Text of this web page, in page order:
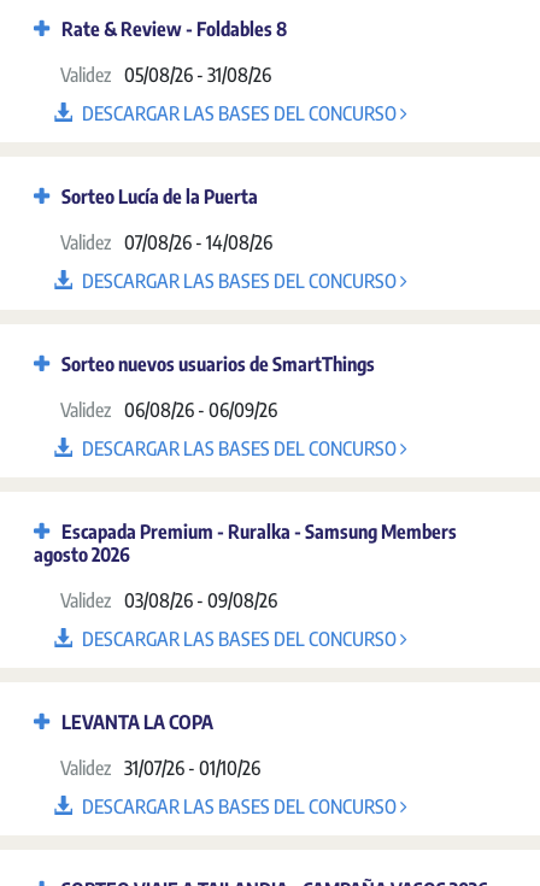
Rate & Review - Foldables 8
Validez 05/08/26 - 31/08/26
DESCARGAR LAS BASES DEL CONCURSO
Sorteo Lucía de la Puerta
Validez 07/08/26 - 14/08/26
DESCARGAR LAS BASES DEL CONCURSO
Sorteo nuevos usuarios de SmartThings
Validez 06/08/26 - 06/09/26
DESCARGAR LAS BASES DEL CONCURSO
Escapada Premium - Ruralka - Samsung Members
agosto 2026
Validez 03/08/26 - 09/08/26
DESCARGAR LAS BASES DEL CONCURSO
LEVANTA LA COPA
Validez 31/07/26 - 01/10/26
DESCARGAR LAS BASES DEL CONCURSO